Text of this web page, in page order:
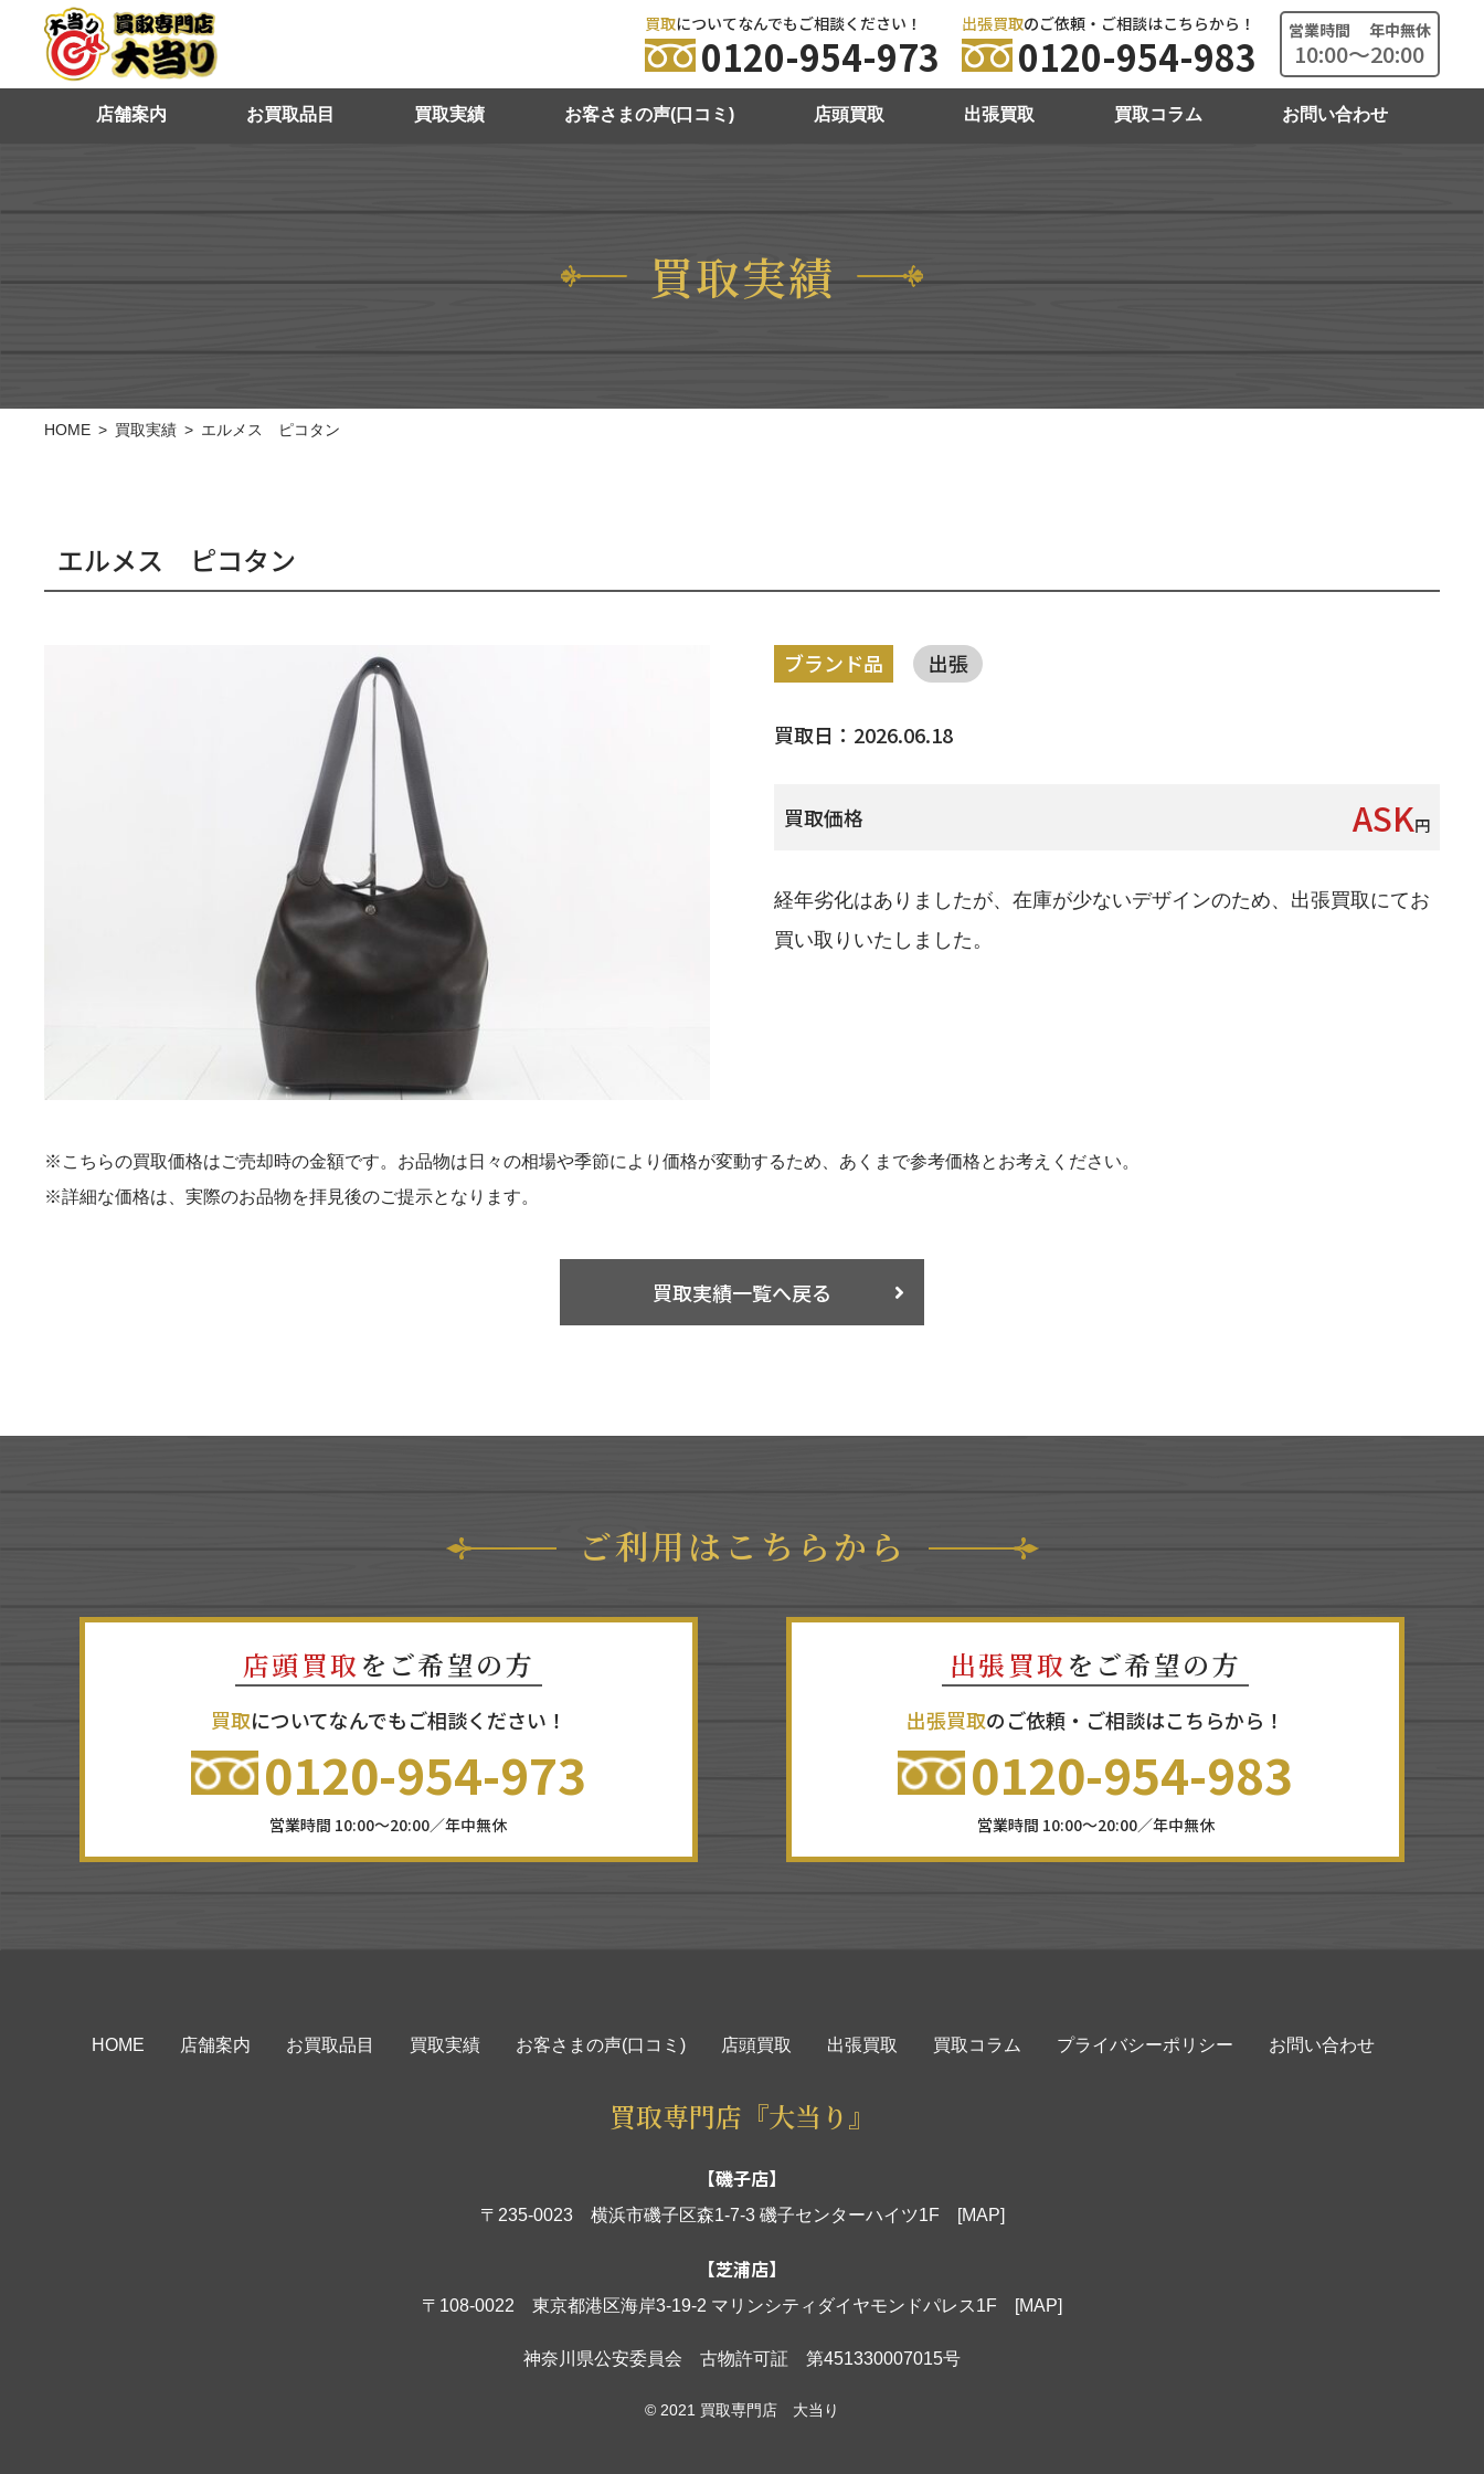
買取についてなんでもご相談ください！
0120-954-973
出張買取のご依頼・ご相談はこちらから！
0120-954-983
営業時間 年中無休
10:00～20:00
店舗案内 お買取品目 買取実績 お客さまの声(口コミ) 店頭買取 出張買取 買取コラム お問い合わせ
買取実績
HOME 買取実績 エルメス ピコタン
エルメス ピコタン
ブランド品 出張
買取日：2026.06.18
買取価格 ASK円
経年劣化はありましたが、在庫が少ないデザインのため、出張買取にてお
買い取りいたしました。
※こちらの買取価格はご売却時の金額です。お品物は日々の相場や季節により価格が変動するため、あくまで参考価格とお考えください。
※詳細な価格は、実際のお品物を拝見後のご提示となります。
買取実績一覧へ戻る
ご利用はこちらから
店頭買取をご希望の方
買取についてなんでもご相談ください！
0120-954-973
営業時間 10:00～20:00／年中無休
出張買取をご希望の方
出張買取のご依頼・ご相談はこちらから！
0120-954-983
営業時間 10:00～20:00／年中無休
HOME 店舗案内 お買取品目 買取実績 お客さまの声(口コミ) 店頭買取 出張買取 買取コラム プライバシーポリシー お問い合わせ
買取専門店『大当り』
【磯子店】
〒235-0023 横浜市磯子区森1-7-3 磯子センターハイツ1F [MAP]
【芝浦店】
〒108-0022 東京都港区海岸3-19-2 マリンシティダイヤモンドパレス1F [MAP]
神奈川県公安委員会 古物許可証 第451330007015号
© 2021 買取専門店 大当り